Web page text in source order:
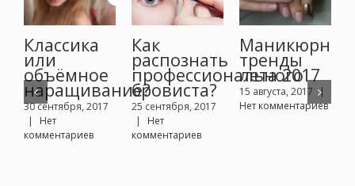
Классика
или
объёмное
наращивание?
30 сентября, 2017
|
Нет
комментариев
Как
распознать
профессионального
бровиста?
25 сентября, 2017
|
Нет
комментариев
Маникюрные
тренды
лета 2017
15 августа, 2017 |
Нет комментариев